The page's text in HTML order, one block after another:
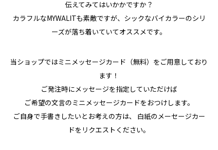
伝えてみてはいかかですか？
カラフルなMYWALITも素敵ですが、シックなバイカラーのシリ
ーズが落ち着いていてオススメです。
当ショップではミニメッセージカード（無料）をご用意しており
ます！
ご発注時にメッセージを指定していただけば
ご希望の文言のミニメッセージカードをおつけします。
ご自身で手書きしたいとお考えの方は、 白紙のメーセージカー
ドをリクエストください。